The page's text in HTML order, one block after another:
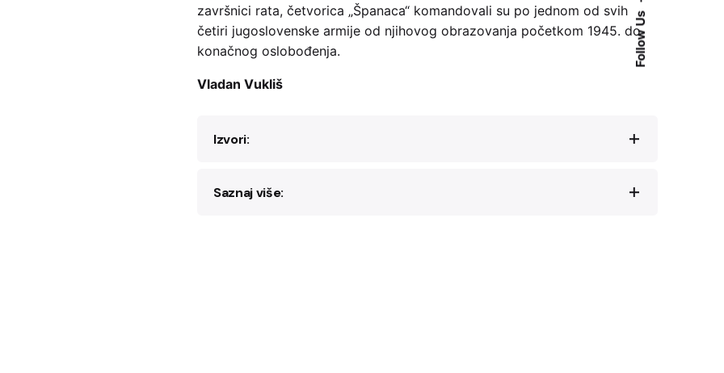
Follow Us
završnici rata, četvorica „Španaca“ komandovali su po jednom od svih
četiri jugoslovenske armije od njihovog obrazovanja početkom 1945. do
konačnog oslobođenja.
Vladan Vukliš
Izvori:
Dojčilo Mitrović,
Saznaj više: